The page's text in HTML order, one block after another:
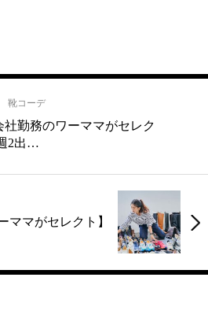
靴コーデ
社勤務のワーママがセレク
2出…
ママがセレクト】